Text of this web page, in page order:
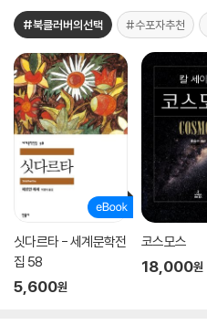
#북클러버의선택 #수포자추천
싯다르타 - 세계문학전
집 58
5,600원
코스모스
18,000원